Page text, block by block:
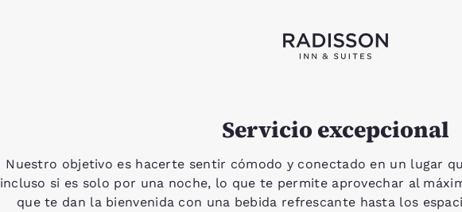
Servicio excepcional
Nuestro objetivo es hacerte sentir cómodo y conectado en un lugar
incluso si es solo por una noche, lo que te permite aprovechar al
que te dan la bienvenida con una bebida refrescante hasta los